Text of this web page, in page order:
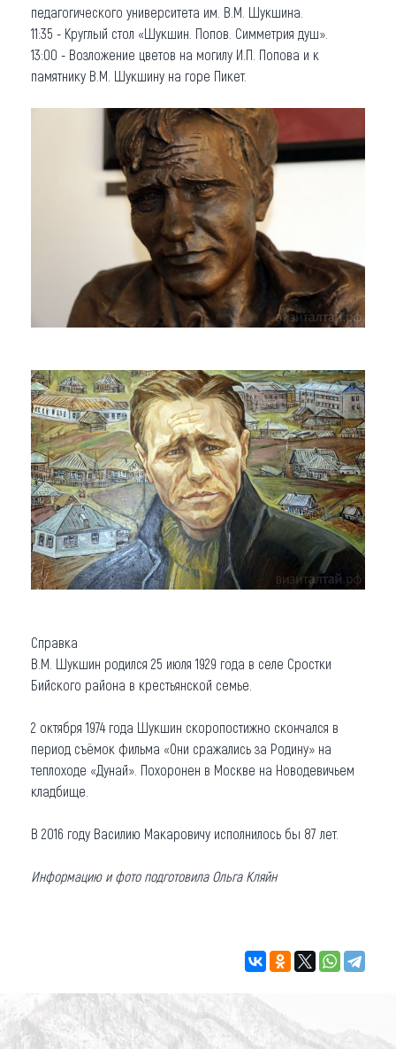
педагогического университета им. В.М. Шукшина.
11:35 - Круглый стол «Шукшин. Попов. Симметрия душ».
13:00 - Возложение цветов на могилу И.П. Попова и к
памятнику В.М. Шукшину на горе Пикет.
Справка
В.М. Шукшин родился 25 июля 1929 года в селе Сростки
Бийского района в крестьянской семье.
2 октября 1974 года Шукшин скоропостижно скончался в
период съёмок фильма «Они сражались за Родину» на
теплоходе «Дунай». Похоронен в Москве на Новодевичьем
кладбище.
В 2016 году Василию Макаровичу исполнилось бы 87 лет.
Информацию и фото подготовила Ольга Кляйн